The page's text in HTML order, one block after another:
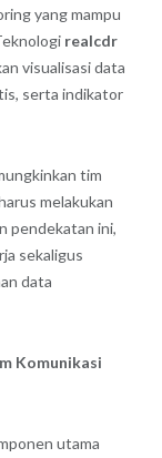
yang mampu
realcdr
visualisasi data
serta indikator
tim
melakukan
pendekatan ini,
sekaligus
data
Komunikasi
utama